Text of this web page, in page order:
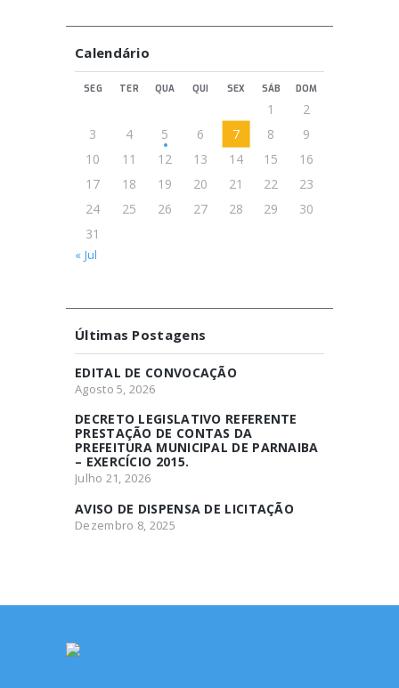
Calendário
SEG TER QUA QUI SEX SÁB DOM
1
2
3
4 5 6 7 8
9
10
11 12 13 14 15
16
17
18 19 20 21 22
23
24
25 26 27 28 29
30
31
« Jul
Últimas Postagens
EDITAL DE CONVOCAÇÃO
Agosto 5, 2026
DECRETO LEGISLATIVO REFERENTE
PRESTAÇÃO DE CONTAS DA
PREFEITURA MUNICIPAL DE PARNAIBA
– EXERCÍCIO 2015.
Julho 21, 2026
AVISO DE DISPENSA DE LICITAÇÃO
Dezembro 8, 2025